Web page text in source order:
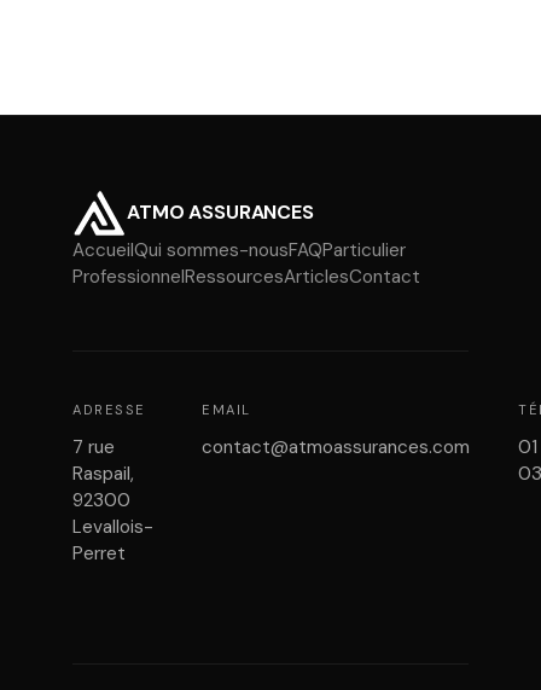
ATMO ASSURANCES
AccueilQui sommes-nousFAQParticulier
ProfessionnelRessourcesArticlesContact
ADRESSE
7 rue
Raspail,
92300
Levallois-
Perret
EMAIL
contact@atmoassurances.com
03